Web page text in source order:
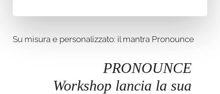
Su misura e personalizzato: il mantra Pronounce
PRONOUNCE
Workshop lancia la sua